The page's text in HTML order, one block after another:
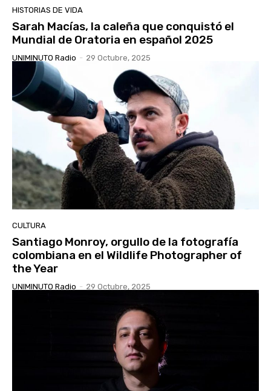
HISTORIAS DE VIDA
Sarah Macías, la caleña que conquistó el
Mundial de Oratoria en español 2025
UNIMINUTO Radio - 29 Octubre, 2025
CULTURA
Santiago Monroy, orgullo de la fotografía
colombiana en el Wildlife Photographer of
the Year
UNIMINUTO Radio - 29 Octubre, 2025